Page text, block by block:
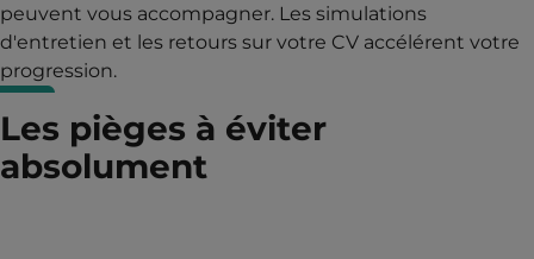
peuvent vous accompagner. Les simulations
d'entretien et les retours sur votre CV accélérent votre
progression.
Les pièges à éviter
absolument